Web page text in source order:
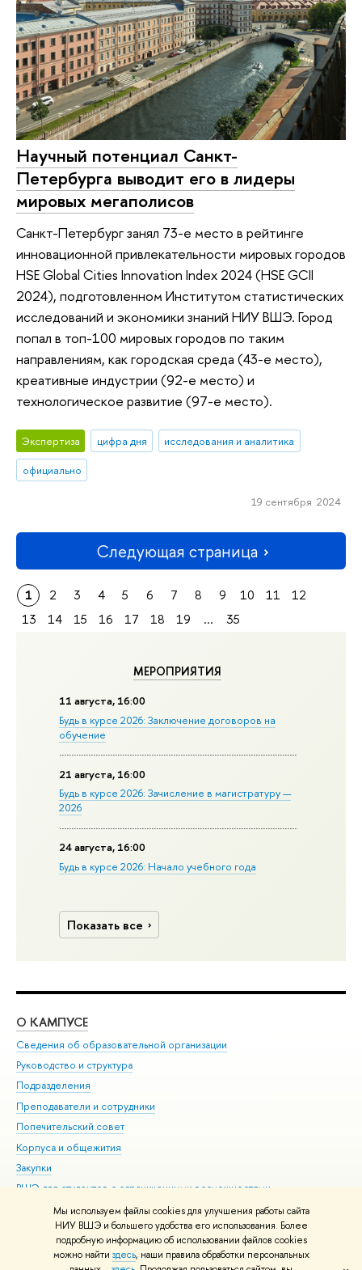
Мы используем файлы cookies для улучшения работы сайта
НИУ ВШЭ и большего удобства его использования. Более
подробную информацию об использовании файлов cookies
можно найти здесь, наши правила обработки персональных
МЕРОПРИЯТИЯ
11 августа, 16:00
Будь в курсе 2026: Заключение договоров на
обучение
21 августа, 16:00
Будь в курсе 2026: Зачисление в магистратуру —
2026
24 августа, 16:00
Будь в курсе 2026: Начало учебного года
Показать все
Научный потенциал Санкт-
Петербурга выводит его в лидеры
мировых мегаполисов
Санкт-Петербург занял 73-е место в рейтинге
инновационной привлекательности мировых городов
HSE Global Cities Innovation Index 2024 (HSE GCII
2024), подготовленном Институтом статистических
исследований и экономики знаний НИУ ВШЭ. Город
попал в топ-100 мировых городов по таким
направлениям, как городская среда (43-е место),
креативные индустрии (92-е место) и
технологическое развитие (97-е место).
Экспертиза цифра дня
исследования и аналитика
официально
19 сентября 2024
Следующая страница
1 2 3 4 5 6 7 8 9 10 11
12
13
14 15 16 17 18 19 ... 35
О КАМПУСЕ
Сведения об образовательной организации
Руководство и структура
Подразделения
Преподаватели и сотрудники
Попечительский совет
Корпуса и общежития
Закупки
ВШЭ для студентов с ограниченными возможностями
здоровья и инвалидностью
Версия для слабовидящих
Единая платежная страница